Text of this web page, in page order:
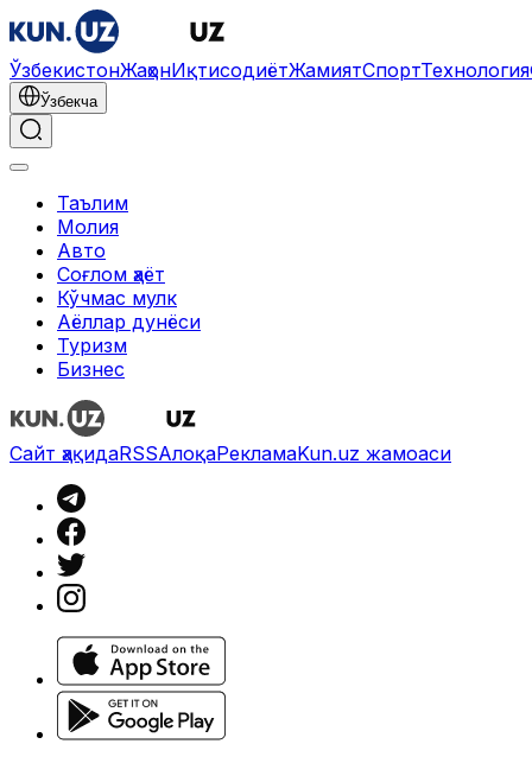
ЎзбекистонЖаҳонИқтисодиётЖамиятСпортТехнология
Ўзбекча
Таълим
Молия
Авто
Соғлом ҳаёт
Кўчмас мулк
Аёллар дунёси
Туризм
Бизнес
Сайт ҳақидаRSSАлоқаРекламаKun.uz жамоаси